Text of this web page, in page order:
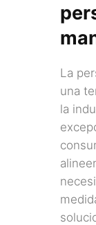
La
una
la